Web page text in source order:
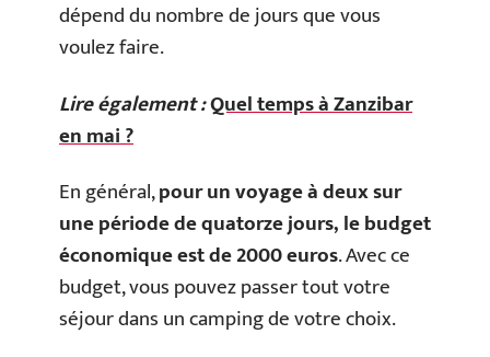
dépend du nombre de jours que vous
voulez faire.
Lire également :Quel temps à Zanzibar
en mai ?
En général,pour un voyage à deux sur
une période de quatorze jours, le budget
économique est de 2000 euros. Avec ce
budget, vous pouvez passer tout votre
séjour dans un camping de votre choix.